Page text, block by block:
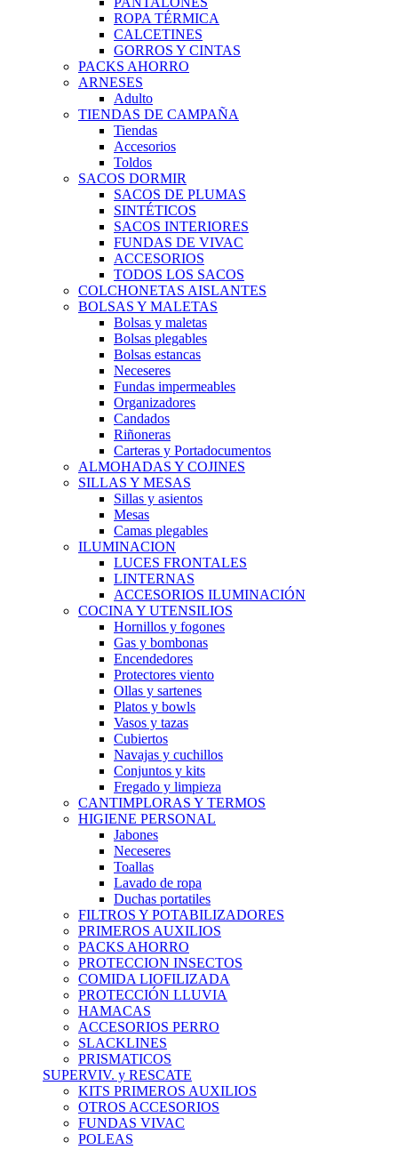
ROPA TÉRMICA
CALCETINES
GORROS Y CINTAS
PACKS AHORRO
ARNESES
Adulto
TIENDAS DE CAMPAÑA
Tiendas
Accesorios
Toldos
SACOS DORMIR
SACOS DE PLUMAS
SINTÉTICOS
SACOS INTERIORES
FUNDAS DE VIVAC
ACCESORIOS
TODOS LOS SACOS
COLCHONETAS AISLANTES
BOLSAS Y MALETAS
Bolsas y maletas
Bolsas plegables
Bolsas estancas
Neceseres
Fundas impermeables
Organizadores
Candados
Riñoneras
Carteras y Portadocumentos
ALMOHADAS Y COJINES
SILLAS Y MESAS
Sillas y asientos
Mesas
Camas plegables
ILUMINACION
LUCES FRONTALES
LINTERNAS
ACCESORIOS ILUMINACIÓN
COCINA Y UTENSILIOS
Hornillos y fogones
Gas y bombonas
Encendedores
Protectores viento
Ollas y sartenes
Platos y bowls
Vasos y tazas
Cubiertos
Navajas y cuchillos
Conjuntos y kits
Fregado y limpieza
CANTIMPLORAS Y TERMOS
HIGIENE PERSONAL
Jabones
Neceseres
Toallas
Lavado de ropa
Duchas portatiles
FILTROS Y POTABILIZADORES
PRIMEROS AUXILIOS
PACKS AHORRO
PROTECCION INSECTOS
COMIDA LIOFILIZADA
PROTECCIÓN LLUVIA
HAMACAS
ACCESORIOS PERRO
SLACKLINES
PRISMATICOS
SUPERVIV. y RESCATE
KITS PRIMEROS AUXILIOS
OTROS ACCESORIOS
FUNDAS VIVAC
POLEAS